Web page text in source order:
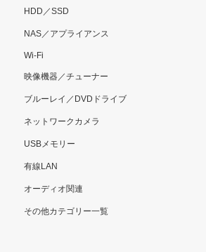
HDD／SSD
NAS／アプライアンス
Wi-Fi
映像機器／チューナー
ブルーレイ／DVDドライブ
ネットワークカメラ
USBメモリー
有線LAN
オーディオ関連
その他カテゴリー一覧